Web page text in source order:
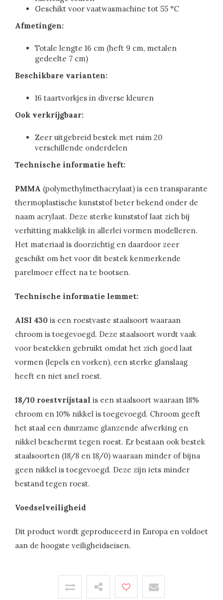
Geschikt voor vaatwasmachine tot 55 °C
Afmetingen:
Totale lengte 16 cm (heft 9 cm, metalen
gedeelte 7 cm)
Beschikbare varianten:
16 taartvorkjes in diverse kleuren
Ook verkrijgbaar:
Zeer uitgebreid bestek met ruim 20
verschillende onderdelen
Technische informatie heft:
PMMA (polymethylmethacrylaat) is een transparante
thermoplastische kunststof beter bekend onder de
naam acrylaat. Deze sterke kunststof laat zich bij
verhitting makkelijk in allerlei vormen modelleren.
Het materiaal is doorzichtig en daardoor zeer
geschikt om het voor dit bestek kenmerkende
parelmoer effect na te bootsen.
Technische informatie lemmet:
AISI 430 is een roestvaste staalsoort waaraan
chroom is toegevoegd. Deze staalsoort wordt vaak
voor bestekken gebruikt omdat het zich goed laat
vormen (lepels en vorken), een sterke glanslaag
heeft en niet snel roest.
18/10 roestvrijstaal is een staalsoort waaraan 18%
chroom en 10% nikkel is toegevoegd. Chroom geeft
het staal een duurzame glanzende afwerking en
nikkel beschermt tegen roest. Er bestaan ook bestek
staalsoorten (18/8 en 18/0) waaraan minder of bijna
geen nikkel is toegevoegd. Deze zijn iets minder
bestand tegen roest.
Voedselveiligheid
Dit product wordt geproduceerd in Europa en voldoet
aan de hoogste veiligheidseisen.